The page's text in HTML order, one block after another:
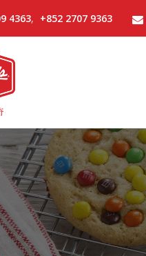
4363, +852 2707 9363